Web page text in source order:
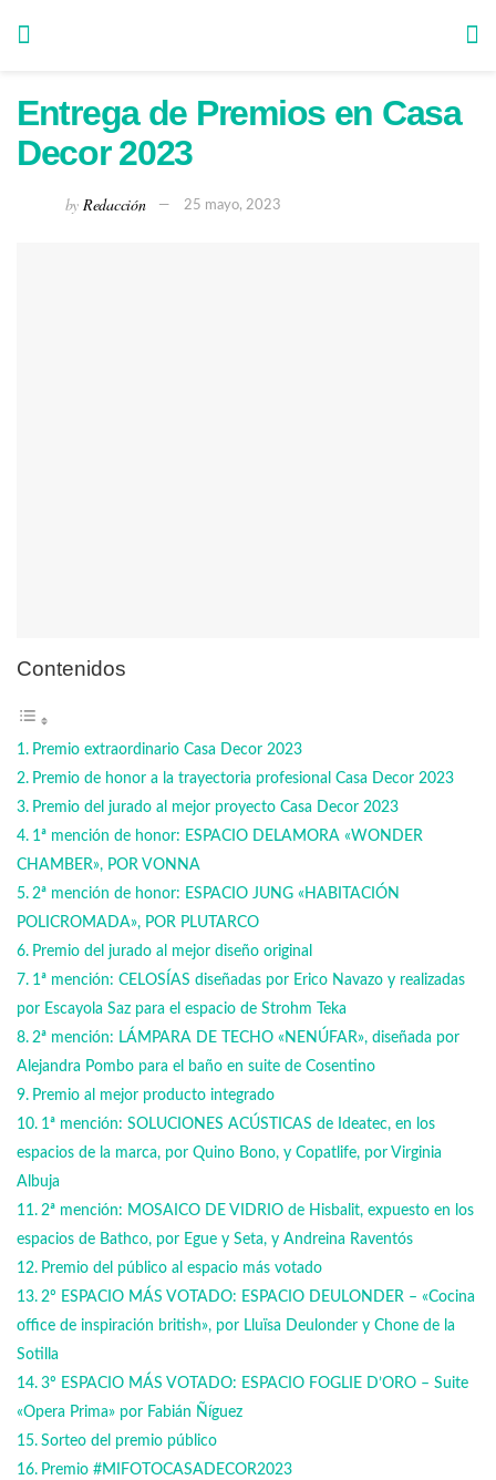
Entrega de Premios en Casa
Decor 2023
by Redacción 25 mayo, 2023
Contenidos
Premio extraordinario Casa Decor 2023
Premio de honor a la trayectoria profesional Casa Decor 2023
Premio del jurado al mejor proyecto Casa Decor 2023
1ª mención de honor: ESPACIO DELAMORA «WONDER
CHAMBER», POR VONNA
2ª mención de honor: ESPACIO JUNG «HABITACIÓN
POLICROMADA», POR PLUTARCO
Premio del jurado al mejor diseño original
1ª mención: CELOSÍAS diseñadas por Erico Navazo y realizadas
por Escayola Saz para el espacio de Strohm Teka
2ª mención: LÁMPARA DE TECHO «NENÚFAR», diseñada por
Alejandra Pombo para el baño en suite de Cosentino
Premio al mejor producto integrado
1ª mención: SOLUCIONES ACÚSTICAS de Ideatec, en los
espacios de la marca, por Quino Bono, y Copatlife, por Virginia
Albuja
2ª mención: MOSAICO DE VIDRIO de Hisbalit, expuesto en los
espacios de Bathco, por Egue y Seta, y Andreina Raventós
Premio del público al espacio más votado
2º ESPACIO MÁS VOTADO: ESPACIO DEULONDER – «Cocina
office de inspiración british», por Lluïsa Deulonder y Chone de la
Sotilla
3º ESPACIO MÁS VOTADO: ESPACIO FOGLIE D’ORO – Suite
«Opera Prima» por Fabián Ñíguez
Sorteo del premio público
Premio #MIFOTOCASADECOR2023